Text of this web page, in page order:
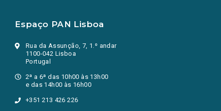
Espaço PAN Lisboa
Rua da Assunção, 7, 1.º andar
1100-042 Lisboa
Portugal
2ª a 6ª das 10h00 às 13h00
e das 14h00 às 16h00
+351 213 426 226